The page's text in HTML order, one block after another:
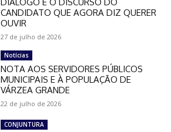
CANDIDATO QUE AGORA DIZ QUERER
OUVIR
27 de julho de 2026
Notícias
NOTA AOS SERVIDORES PÚBLICOS
MUNICIPAIS E À POPULAÇÃO DE
VÁRZEA GRANDE
22 de julho de 2026
CONJUNTURA